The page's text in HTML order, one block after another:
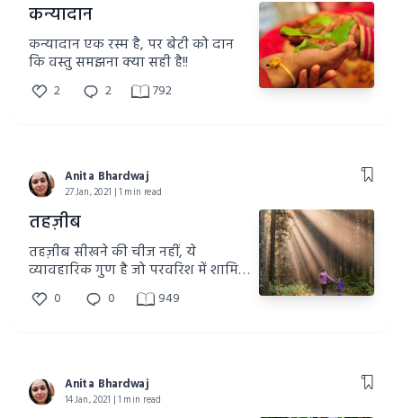
कन्यादान
कन्यादान एक रस्म है, पर बेटी को दान
कि वस्तु समझना क्या सही है!!
2 2 792
Anita Bhardwaj
27 Jan, 2021 | 1 min read
तहज़ीब
तहज़ीब सीखने की चीज नहीं, ये
व्यावहारिक गुण है जो परवरिश में शामिल
होना ही चाहिए।
0 0 949
Anita Bhardwaj
14 Jan, 2021 | 1 min read